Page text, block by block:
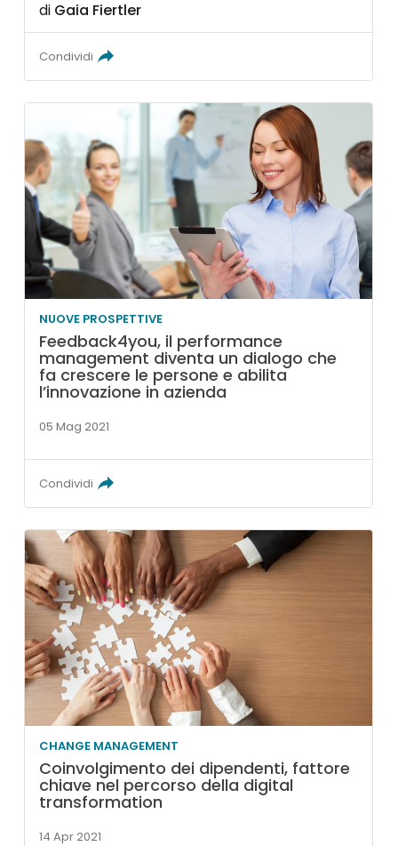
di Gaia Fiertler
Condividi
NUOVE PROSPETTIVE
Feedback4you, il performance
management diventa un dialogo che
fa crescere le persone e abilita
l’innovazione in azienda
05 Mag 2021
Condividi
CHANGE MANAGEMENT
Coinvolgimento dei dipendenti, fattore
chiave nel percorso della digital
transformation
14 Apr 2021